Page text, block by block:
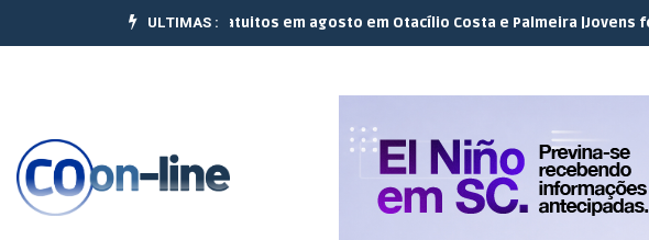
ULTIMAS :
10 cursos gratuitos em agosto em Otacílio Costa e Palmeira |Jovens fortalecem